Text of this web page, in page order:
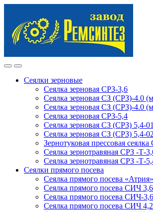
navigation
content
Сеялки зерновые
Сеялка зерновая СРЗ-3,6
Сеялка зерновая СЗ (СРЗ)-4.0
Сеялка зерновая СЗ (СРЗ)-4.0
Сеялка зерновая СРЗ-5,4
Сеялка зерновая СЗ (СРЗ) 5,4-01
Сеялка зерновая СЗ (СРЗ) 5,4-02
Зернотуковая прессовая
Сеялка зернотравяная СРЗ -Т-
Сеялка зернотравяная СРЗ -Т-
Сеялки прямого посева
Сеялка прямого посева «Атрия»
Сеялка прямого посева СИЧ
Сеялка прямого посева СИЧ-
Сеялка прямого посева СИЧ